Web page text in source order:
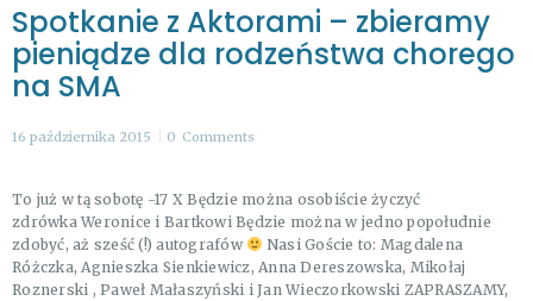
Spotkanie z Aktorami – zbieramy
pieniądze dla rodzeństwa chorego
na SMA
16 października 2015 0 Comments
To już w tą sobotę -17 X Będzie można osobiście życzyć
zdrówka Weronice i Bartkowi Będzie można w jedno popołudnie
zdobyć, aż sześć (!) autografów
Nasi Goście to: Magdalena
Różczka, Agnieszka Sienkiewicz, Anna Dereszowska, Mikołaj
Roznerski , Paweł Małaszyński i Jan Wieczorkowski ZAPRASZAMY,